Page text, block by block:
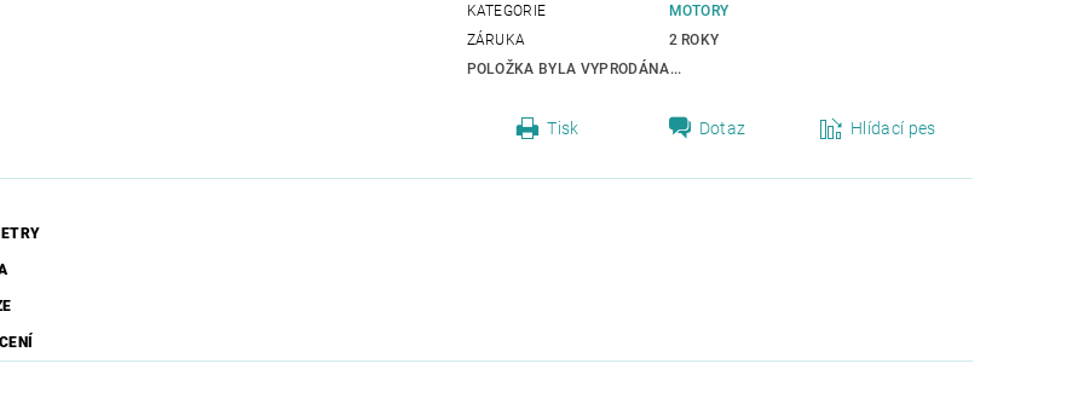
KATEGORIE
MOTORY
ZÁRUKA
2 ROKY
POLOŽKA BYLA VYPRODÁNA...
Tisk Dotaz Hlídací pes